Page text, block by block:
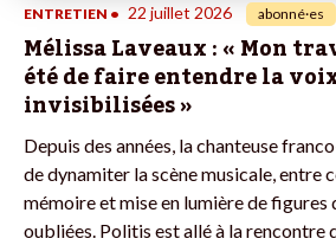
ENTRETIEN • 22 juillet 2026 abonné·es
Mélissa Laveaux : « Mon
été de faire entendre la
invisibilisées »
Depuis des années, la chanteuse
de dynamiter la scène musicale, entre
mémoire et mise en lumière de figures
oubliées. Politis est allé à la rencontre